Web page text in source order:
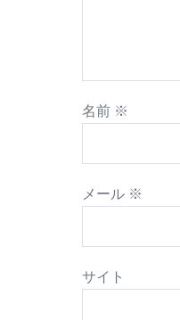
名前 ※
メール ※
サイト